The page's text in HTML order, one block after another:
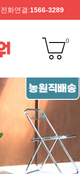
전화연결:1566-3289
0